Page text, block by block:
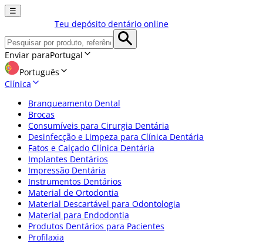
☰
Teu depósito dentário online
Enviar paraPortugal
Português
Clínica
Branqueamento Dental
Brocas
Consumíveis para Cirurgia Dentária
Desinfecção e Limpeza para Clínica Dentária
Fatos e Calçado Clínica Dentária
Implantes Dentários
Impressão Dentária
Instrumentos Dentários
Material de Ortodontia
Material Descartável para Odontologia
Material para Endodontia
Produtos Dentários para Pacientes
Profilaxia